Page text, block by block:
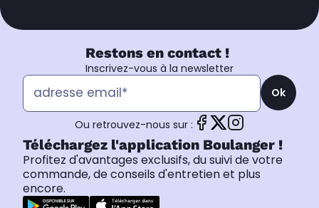
Restons en contact !
Inscrivez-vous à la newsletter
Ok
Ou retrouvez-nous sur :
Téléchargez l'application Boulanger !
Profitez d'avantages exclusifs, du suivi de votre
commande, de conseils d'entretien et plus
encore.